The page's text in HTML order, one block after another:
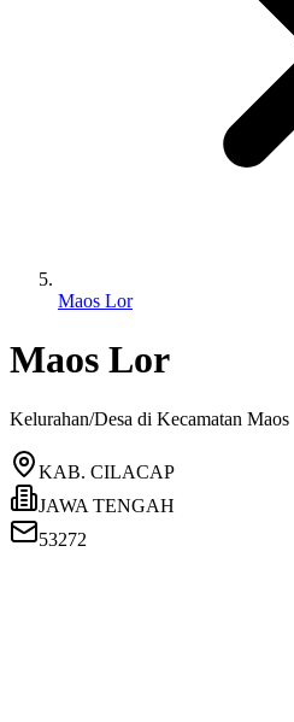
Maos Lor
Maos Lor
Kelurahan/Desa di Kecamatan Maos
KAB. CILACAP
JAWA TENGAH
53272